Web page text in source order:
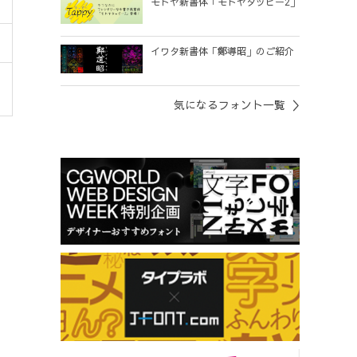
イワタ新書体「鄭導昭」のご紹介
気になるフォント一覧